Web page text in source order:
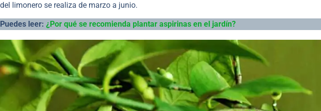
del limonero se realiza de marzo a junio.
Puedes leer: ¿Por qué se recomienda plantar aspirinas en el jardín?